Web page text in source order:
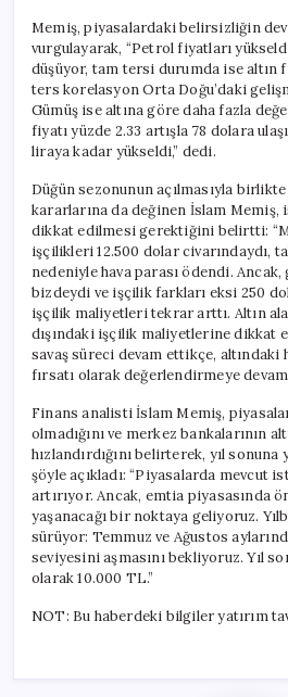
Memiş, piyasalardaki belirsizliğin
vurgulayarak, “Petrol fiyatları
düşüyor, tam tersi durumda ise altın
ters korelasyon Orta Doğu’daki
Gümüş ise altına göre daha fazla
fiyatı yüzde 2.33 artışla 78 dolara
liraya kadar yükseldi,” dedi.
Düğün sezonunun açılmasıyla
kararlarına da değinen İslam
dikkat edilmesi gerektiğini belirtti:
işçilikleri 12.500 dolar civarındaydı,
nedeniyle hava parası ödendi.
bizdeydi ve işçilik farkları eksi 250
işçilik maliyetleri tekrar arttı. Altın
dışındaki işçilik maliyetlerine dikkat
savaş süreci devam ettikçe, altındaki
fırsatı olarak değerlendirmeye devam
Finans analisti İslam Memiş,
olmadığını ve merkez bankalarının
hızlandırdığını belirterek, yıl
şöyle açıkladı: “Piyasalarda mevcut
artırıyor. Ancak, emtia piyasasında
yaşanacağı bir noktaya geliyoruz.
sürüyor: Temmuz ve Ağustos
seviyesini aşmasını bekliyoruz. Yıl
olarak 10.000 TL.”
NOT: Bu haberdeki bilgiler yatırım